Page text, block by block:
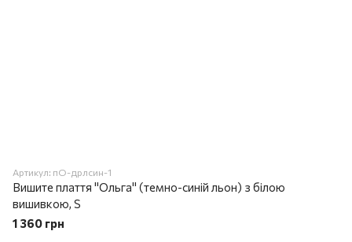
Артикул: пО-дрлcин-1
Вишите плаття "Ольга" (темно-синій льон) з білою
вишивкою, S
1 360 грн